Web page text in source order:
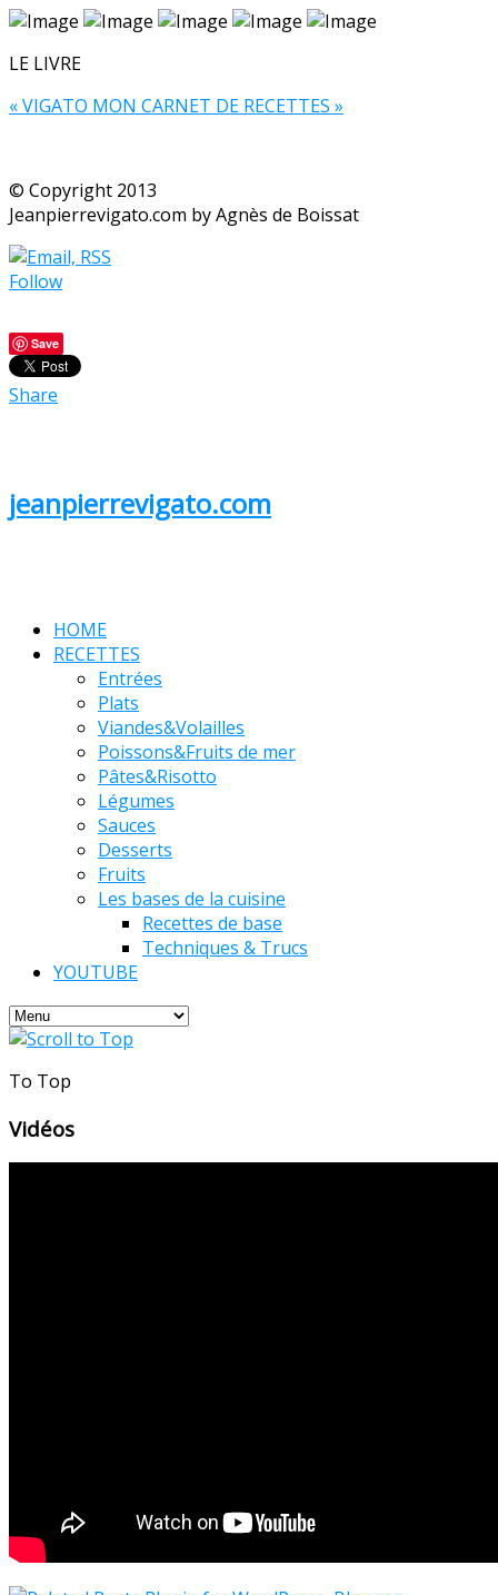
LE LIVRE
« VIGATO MON CARNET DE RECETTES »
© Copyright 2013
Jeanpierrevigato.com by Agnès de Boissat
Follow
Save
Share
jeanpierrevigato.com
HOME
RECETTES
Entrées
Plats
Viandes&Volailles
Poissons&Fruits de mer
Pâtes&Risotto
Légumes
Sauces
Desserts
Fruits
Les bases de la cuisine
Recettes de base
Techniques & Trucs
YOUTUBE
To Top
Vidéos